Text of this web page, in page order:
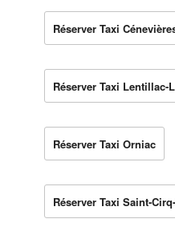
Réserver Taxi
Réserver Taxi Lentillac-
Réserver Taxi Orniac
Réserver Taxi Saint-